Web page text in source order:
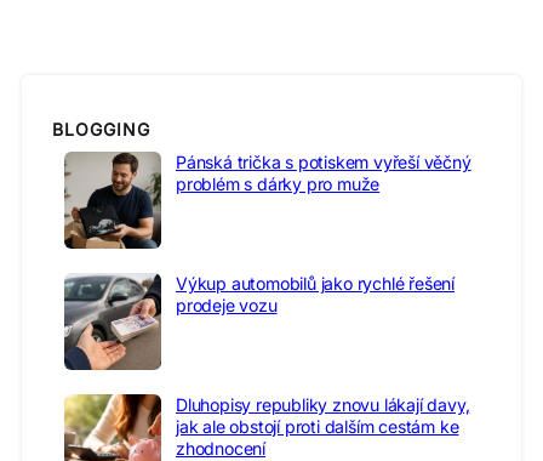
BLOGGING
Pánská trička s potiskem vyřeší věčný
problém s dárky pro muže
Výkup automobilů jako rychlé řešení
prodeje vozu
Dluhopisy republiky znovu lákají davy,
jak ale obstojí proti dalším cestám ke
zhodnocení